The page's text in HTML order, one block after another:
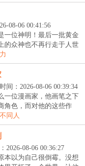
08-06 00:41:56
一位神明！最后一批黄金
的众神也不再行走于人世
间：2026-08-06 00:39:34
一位漫画家，他画笔之下
角色，而对他的这些作
同人
2026-08-06 00:36:27
本以为自己很倒霉。没想